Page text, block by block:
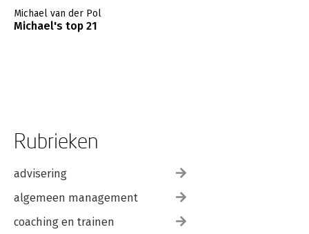
Michael van der Pol
Michael's top 21
Rubrieken
advisering
algemeen management
coaching en trainen